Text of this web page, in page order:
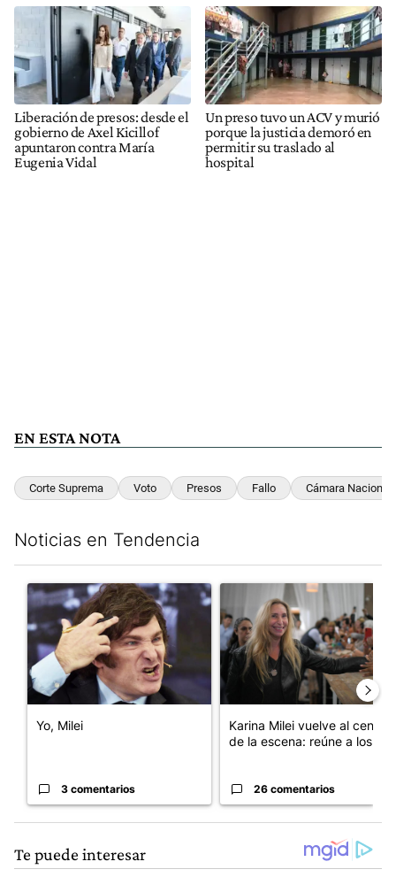
Liberación de presos: desde el
gobierno de Axel Kicillof
apuntaron contra María
Eugenia Vidal
Un preso tuvo un ACV y murió
porque la justicia demoró en
permitir su traslado al
hospital
EN ESTA NOTA
Corte Suprema Voto Presos Fallo Cámara Nacional
Noticias en Tendencia
Un artículo de tendencia con el título "Yo, Milei" con 3
Yo, Milei
3 comentarios
Un artículo de tendencia
Karina Milei vuelve al centro
de la escena: reúne a los...
26 comentarios